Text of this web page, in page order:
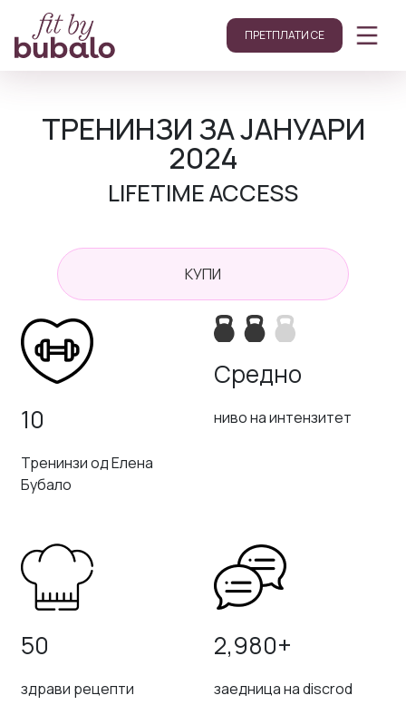
ПРЕТПЛАТИ СЕ
ТРЕНИНЗИ ЗА ЈАНУАРИ
2024
LIFETIME ACCESS
КУПИ
10
Тренинзи од Елена
Бубало
Средно
ниво на интензитет
50
здрави рецепти
2,980+
заедница на discrod